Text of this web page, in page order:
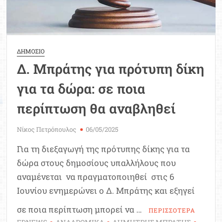
ΔΗΜΟΣΙΟ
Δ. Μπράτης για πρότυπη δίκη
για τα δώρα: σε ποια
περίπτωση θα αναβληθεί
Νίκος Πετρόπουλος 06/05/2025
Για τη διεξαγωγή της πρότυπης δίκης για τα
δώρα στους δημοσίους υπαλλήλους που
αναμένεται να πραγματοποιηθεί στις 6
Ιουνίου ενημερώνει ο Δ. Μπράτης και εξηγεί
σε ποια περίπτωση μπορεί να …
ΠΕΡΙΣΣΟΤΕΡΑ